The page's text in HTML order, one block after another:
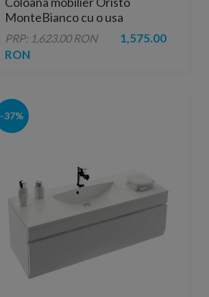
MonteBianco cu o usa
40x20xH155 cm
PRP: 1,623.00 RON
1,575.00
RON
-37%